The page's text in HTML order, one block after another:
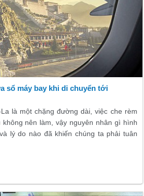
sổ máy bay khi di chuyển tới
là một chặng đường dài, việc che rèm
nên làm, vậy nguyên nhân gì hình
lý do nào đã khiến chúng ta phải tuân